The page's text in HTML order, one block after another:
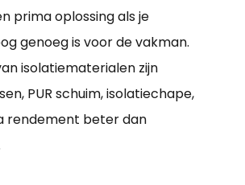
prima oplossing als je
genoeg is voor de vakman.
isolatiematerialen zijn
PUR schuim, isolatiechape,
rendement beter dan